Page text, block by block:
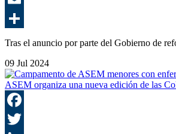
Tras el anuncio por parte del Gobierno de
09 Jul 2024
ASEM organiza una nueva edición de las